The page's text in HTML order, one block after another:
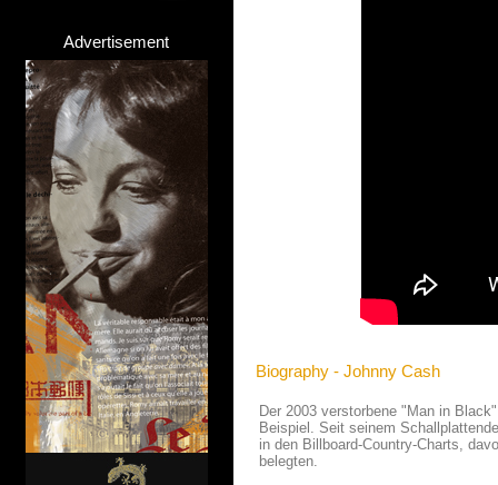
Advertisement
Biography - Johnny Cash
Der 2003 verstorbene "Man in
Beispiel. Seit seinem
in den Billboard-Country-Charts,
belegten.